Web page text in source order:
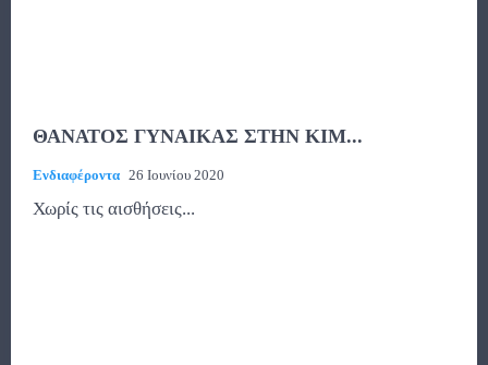
ΘΑΝΑΤΟΣ ΓΥΝΑΙΚΑΣ ΣΤΗΝ ΚΙΜ...
Ενδιαφέροντα 26 Ιουνίου 2020
Χωρίς τις αισθήσεις...